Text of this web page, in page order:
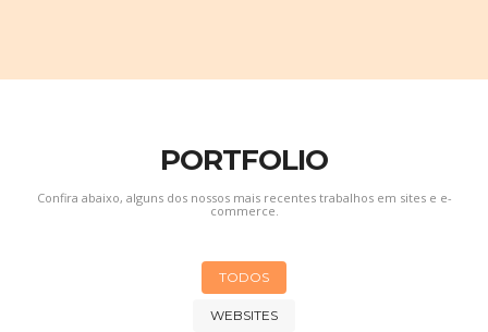
PORTFOLIO
Confira abaixo, alguns dos nossos mais recentes trabalhos em sites e e-
commerce.
TODOS
WEBSITES